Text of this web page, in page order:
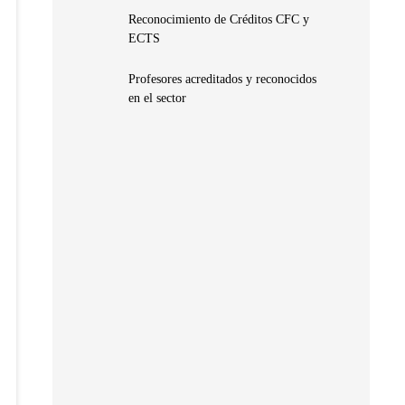
Reconocimiento de Créditos CFC y
ECTS
Profesores acreditados y reconocidos
en el sector